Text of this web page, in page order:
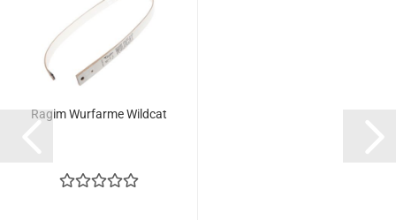
Ragim Wurfarme Wildcat